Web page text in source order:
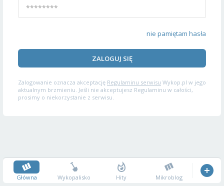
nie pamiętam hasła
ZALOGUJ SIĘ
Zalogowanie oznacza akceptację Regulaminu serwisu Wykop.pl w jego
aktualnym brzmieniu. Jeśli nie akceptujesz Regulaminu w całości,
prosimy o niekorzystanie z serwisu.
Główna Wykopalisko Hity Mikroblog